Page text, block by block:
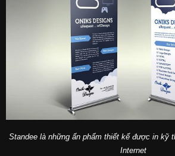
Standee lànhững ấn phẩm thiết kế được in kỹ
Internet